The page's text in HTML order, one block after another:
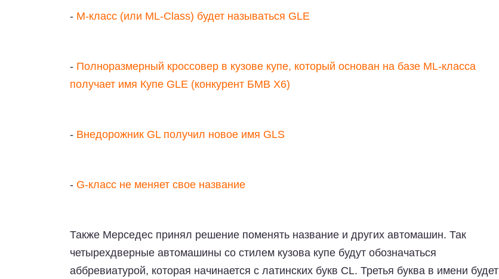
- М-класс (или ML-Class) будет называться GLE
- Полноразмерный кроссовер в кузове купе, который основан на базе ML-класса
получает имя Купе GLE (конкурент БМВ Х6)
- Внедорожник GL получил новое имя GLS
- G-класс не меняет свое название
Также Мерседес принял решение поменять название и других автомашин. Так
четырехдверные автомашины со стилем кузова купе будут обозначаться
аббревиатурой, которая начинается с латинских букв CL. Третья буква в имени будет